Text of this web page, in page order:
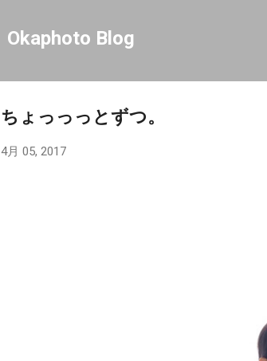
Okaphoto Blog
ちょっっっとずつ。
4月 05, 2017